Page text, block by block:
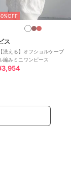
ス
【洗える】オフショルケーブ
編みミニワンピース